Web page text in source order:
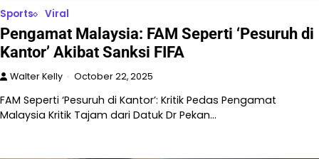
Sports Viral
Pengamat Malaysia: FAM Seperti ‘Pesuruh di
Kantor’ Akibat Sanksi FIFA
Walter Kelly October 22, 2025
FAM Seperti ‘Pesuruh di Kantor’: Kritik Pedas Pengamat
Malaysia Kritik Tajam dari Datuk Dr Pekan…